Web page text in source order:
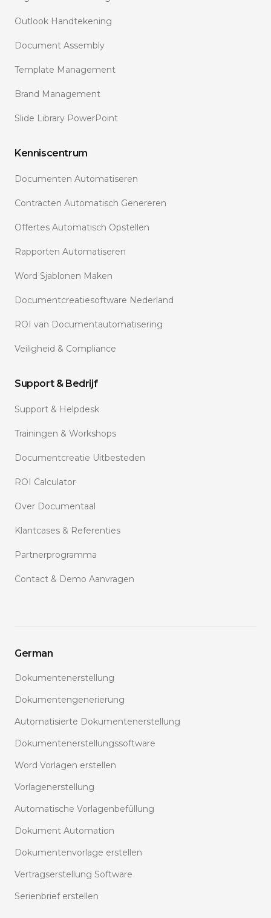
Outlook Handtekening
Document Assembly
Template Management
Brand Management
Slide Library PowerPoint
Kenniscentrum
Documenten Automatiseren
Contracten Automatisch Genereren
Offertes Automatisch Opstellen
Rapporten Automatiseren
Word Sjablonen Maken
Documentcreatiesoftware Nederland
ROI van Documentautomatisering
Veiligheid & Compliance
Support & Bedrijf
Support & Helpdesk
Trainingen & Workshops
Documentcreatie Uitbesteden
ROI Calculator
Over Documentaal
Klantcases & Referenties
Partnerprogramma
Contact & Demo Aanvragen
German
Dokumentenerstellung
Dokumentengenerierung
Automatisierte Dokumentenerstellung
Dokumentenerstellungssoftware
Word Vorlagen erstellen
Vorlagenerstellung
Automatische Vorlagenbefüllung
Dokument Automation
Dokumentenvorlage erstellen
Vertragserstellung Software
Serienbrief erstellen